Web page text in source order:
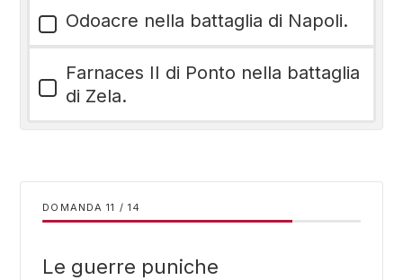
Odoacre nella battaglia di Napoli.
Farnaces II di Ponto nella battaglia
di Zela.
DOMANDA / 14
Le guerre puniche